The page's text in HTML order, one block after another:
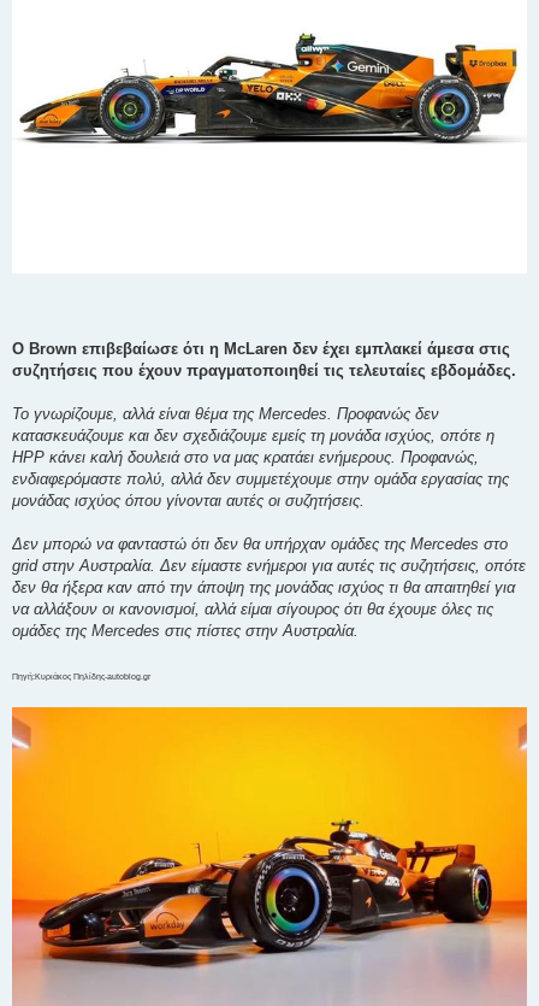
Ο Brown επιβεβαίωσε ότι η McLaren δεν έχει εμπλακεί άμεσα στις
συζητήσεις που έχουν πραγματοποιηθεί τις τελευταίες εβδομάδες.
Το γνωρίζουμε, αλλά είναι θέμα της Mercedes. Προφανώς δεν
κατασκευάζουμε και δεν σχεδιάζουμε εμείς τη μονάδα ισχύος, οπότε η
HPP κάνει καλή δουλειά στο να μας κρατάει ενήμερους. Προφανώς,
ενδιαφερόμαστε πολύ, αλλά δεν συμμετέχουμε στην ομάδα εργασίας της
μονάδας ισχύος όπου γίνονται αυτές οι συζητήσεις.
Δεν μπορώ να φανταστώ ότι δεν θα υπήρχαν ομάδες της Mercedes στο
grid στην Αυστραλία. Δεν είμαστε ενήμεροι για αυτές τις συζητήσεις, οπότε
δεν θα ήξερα καν από την άποψη της μονάδας ισχύος τι θα απαιτηθεί για
να αλλάξουν οι κανονισμοί, αλλά είμαι σίγουρος ότι θα έχουμε όλες τις
ομάδες της Mercedes στις πίστες στην Αυστραλία.
Πηγή:Κυριάκος Πηλίδης-autoblog.gr